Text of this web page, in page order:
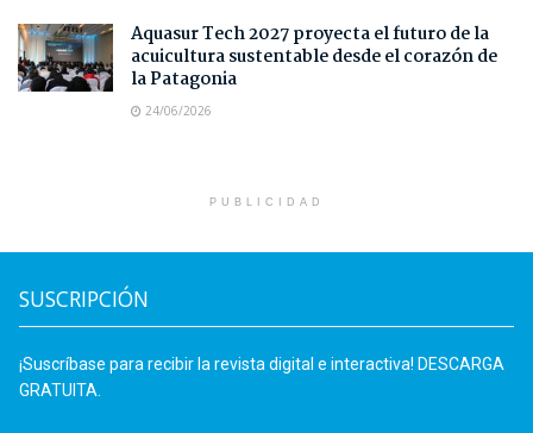
Aquasur Tech 2027 proyecta el futuro de la
acuicultura sustentable desde el corazón de
la Patagonia
24/06/2026
PUBLICIDAD
SUSCRIPCIÓN
¡Suscríbase para recibir la revista digital e interactiva! DESCARGA
GRATUITA.